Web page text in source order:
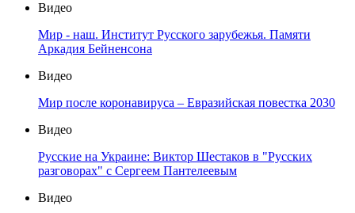
Видео
Мир - наш. Институт Русского зарубежья. Памяти
Аркадия Бейненсона
Видео
Мир после коронавируса – Евразийская повестка 2030
Видео
Русские на Украине: Виктор Шестаков в "Русских
разговорах" с Сергеем Пантелеевым
Видео